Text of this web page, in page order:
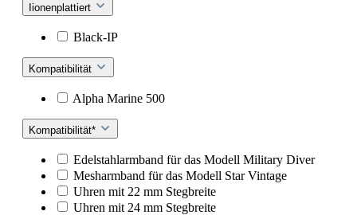
Iionenplattiert
Black-IP
Kompatibilität
Alpha Marine 500
Kompatibilität*
Edelstahlarmband für das Modell Military Diver
Mesharmband für das Modell Star Vintage
Uhren mit 22 mm Stegbreite
Uhren mit 24 mm Stegbreite